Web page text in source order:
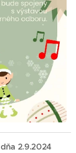
2.9.2024